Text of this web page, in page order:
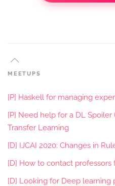
MEETUPS
[P] Haskell for managing
[P] Need help for a DL Spoiler
Transfer Learning
[D] IJCAI 2020: Changes in
[D] How to contact professors
[D] Looking for Deep learning